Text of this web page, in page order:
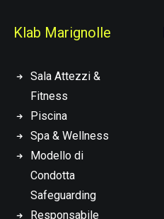
Klab Marignolle
Sala Attezzi &
Fitness
Piscina
Spa & Wellness
Modello di
Condotta
Safeguarding
Responsabile